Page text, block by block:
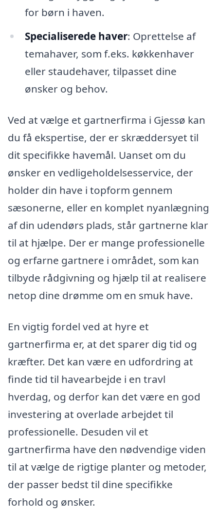
for børn i haven.
Specialiserede haver: Oprettelse af
temahaver, som f.eks. køkkenhaver
eller staudehaver, tilpasset dine
ønsker og behov.
Ved at vælge et gartnerfirma i Gjessø kan
du få ekspertise, der er skræddersyet til
dit specifikke havemål. Uanset om du
ønsker en vedligeholdelsesservice, der
holder din have i topform gennem
sæsonerne, eller en komplet nyanlægning
af din udendørs plads, står gartnerne klar
til at hjælpe. Der er mange professionelle
og erfarne gartnere i området, som kan
tilbyde rådgivning og hjælp til at realisere
netop dine drømme om en smuk have.
En vigtig fordel ved at hyre et
gartnerfirma er, at det sparer dig tid og
kræfter. Det kan være en udfordring at
finde tid til havearbejde i en travl
hverdag, og derfor kan det være en god
investering at overlade arbejdet til
professionelle. Desuden vil et
gartnerfirma have den nødvendige viden
til at vælge de rigtige planter og metoder,
der passer bedst til dine specifikke
forhold og ønsker.